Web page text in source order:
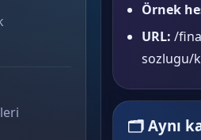
Örnek
URL: /
sozlugu/
🗂 Aynı